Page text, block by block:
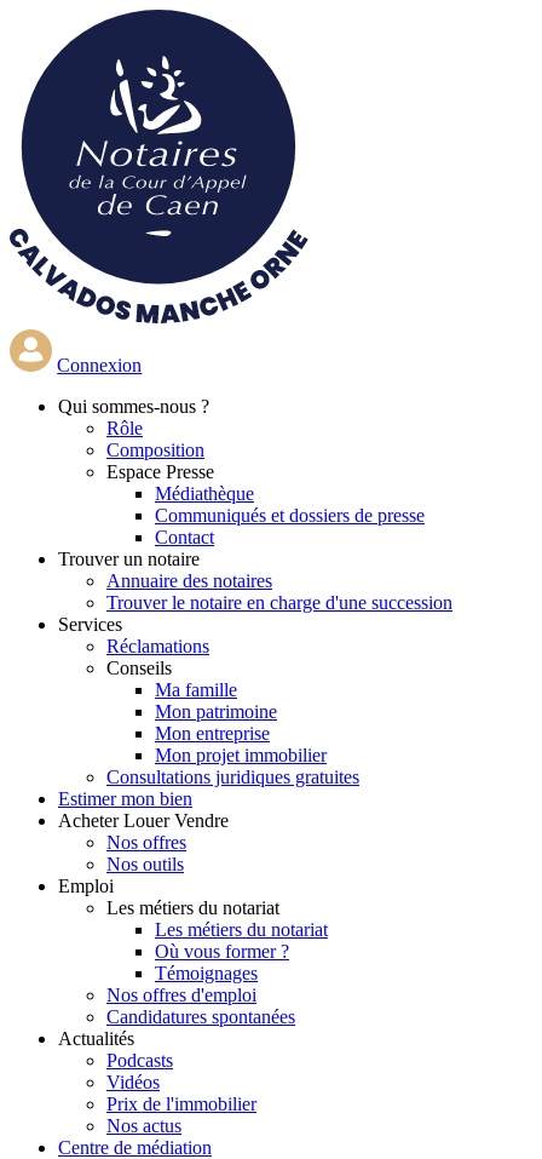
contenu
principal
Connexion
Qui sommes-nous ?
Rôle
Composition
Espace Presse
Médiathèque
Communiqués et dossiers de presse
Contact
Trouver un notaire
Annuaire des notaires
Trouver le notaire en charge d'une succession
Services
Réclamations
Conseils
Ma famille
Mon patrimoine
Mon entreprise
Mon projet immobilier
Consultations juridiques gratuites
Estimer mon bien
Acheter Louer Vendre
Nos offres
Nos outils
Emploi
Les métiers du notariat
Les métiers du notariat
Où vous former ?
Témoignages
Nos offres d'emploi
Candidatures spontanées
Actualités
Podcasts
Vidéos
Prix de l'immobilier
Nos actus
Centre de médiation